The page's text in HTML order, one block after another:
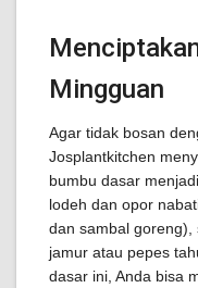
Mingguan
Agar tidak bosan
Josplantkitchen
bumbu dasar
lodeh dan opor
dan sambal goreng),
jamur atau pepes
dasar ini, Anda bisa